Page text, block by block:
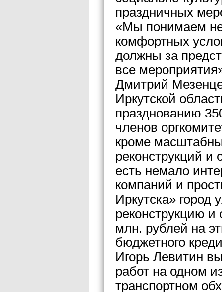
праздничных
«Мы понимаем
комфортных
должны за
все
Дмитрий
Иркутской
празднованию
членов
кроме
реконструкций и
есть немало
компаний и
Иркутска» город
реконструкцию и
млн. рублей на
бюджетного
Игорь Левитин
работ на одном
транспортном